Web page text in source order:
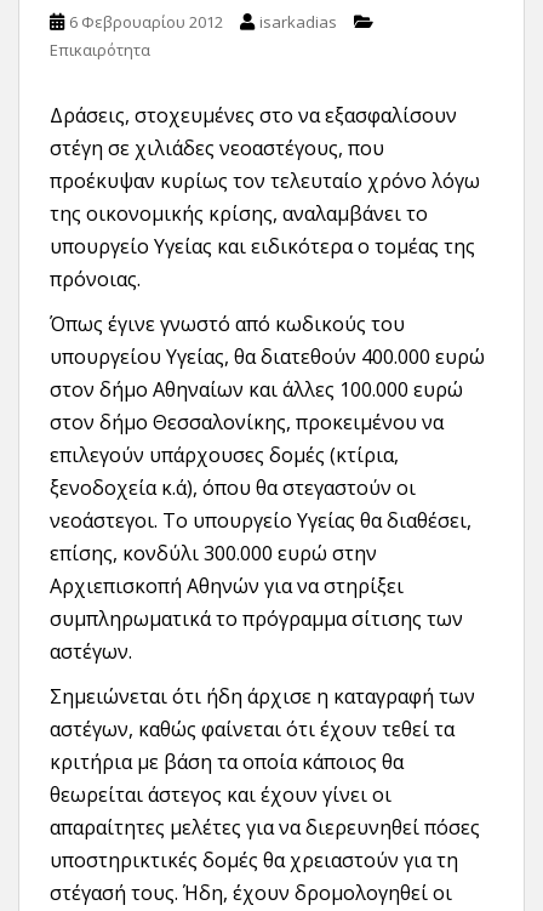
6 Φεβρουαρίου 2012
isarkadias
Επικαιρότητα
Δράσεις, στοχευμένες στο να εξασφαλίσουν
στέγη σε χιλιάδες νεοαστέγους, που
προέκυψαν κυρίως τον τελευταίο χρόνο λόγω
της οικονομικής κρίσης, αναλαμβάνει το
υπουργείο Υγείας και ειδικότερα ο τομέας της
πρόνοιας.
Όπως έγινε γνωστό από κωδικούς του
υπουργείου Υγείας, θα διατεθούν 400.000 ευρώ
στον δήμο Αθηναίων και άλλες 100.000 ευρώ
στον δήμο Θεσσαλονίκης, προκειμένου να
επιλεγούν υπάρχουσες δομές (κτίρια,
ξενοδοχεία κ.ά), όπου θα στεγαστούν οι
νεοάστεγοι. Το υπουργείο Υγείας θα διαθέσει,
επίσης, κονδύλι 300.000 ευρώ στην
Αρχιεπισκοπή Αθηνών για να στηρίξει
συμπληρωματικά το πρόγραμμα σίτισης των
αστέγων.
Σημειώνεται ότι ήδη άρχισε η καταγραφή των
αστέγων, καθώς φαίνεται ότι έχουν τεθεί τα
κριτήρια με βάση τα οποία κάποιος θα
θεωρείται άστεγος και έχουν γίνει οι
απαραίτητες μελέτες για να διερευνηθεί πόσες
υποστηρικτικές δομές θα χρειαστούν για τη
στέγασή τους. Ήδη, έχουν δρομολογηθεί οι